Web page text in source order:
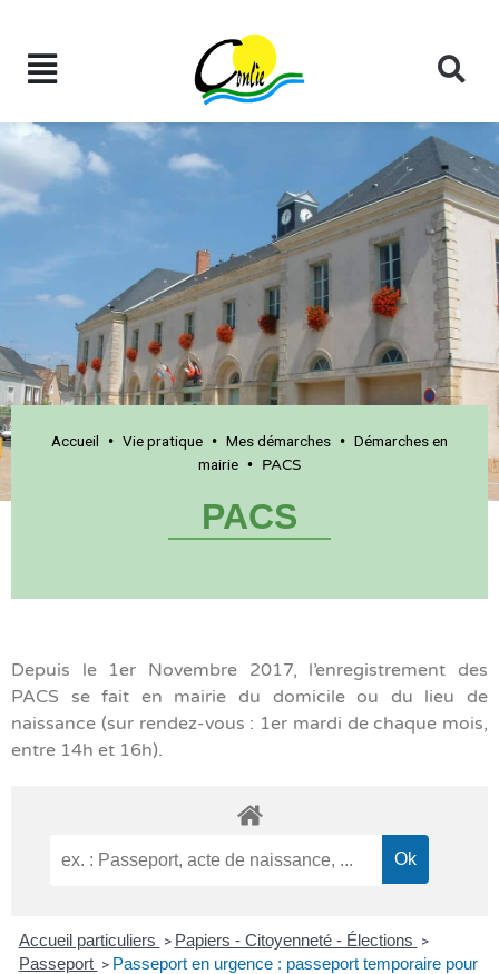
Accueil • Vie pratique • Mes démarches • Démarches en
mairie • PACS
PACS
Depuis le 1er Novembre 2017, l’enregistrement des
PACS se fait en mairie du domicile ou du lieu de
naissance (sur rendez-vous : 1er mardi de chaque mois,
entre 14h et 16h).
Accueil particuliers > Papiers - Citoyenneté - Élections >
Passeport > Passeport en urgence : passeport temporaire pour